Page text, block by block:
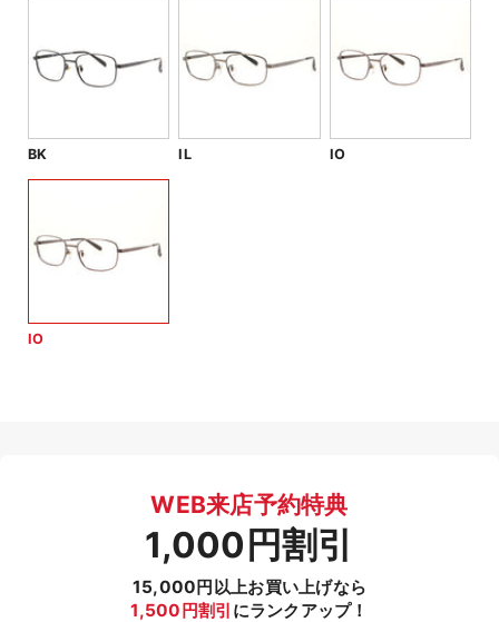
BK IL IO
IO
WEB来店予約特典
1,000円割引
15,000円以上お買い上げなら
1,500円割引 にランクアップ！